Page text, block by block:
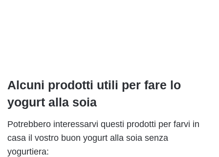
Alcuni prodotti utili per fare lo
yogurt alla soia
Potrebbero interessarvi questi prodotti per farvi in
casa il vostro buon yogurt alla soia senza
yogurtiera: